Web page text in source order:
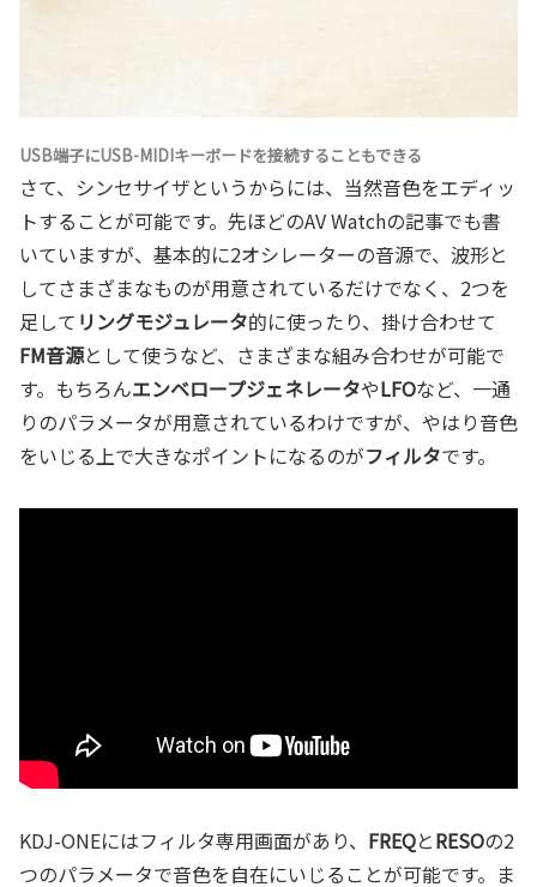
USB端子にUSB-MIDIキーボードを接続することもできる
さて、シンセサイザというからには、当然音色をエディッ
トすることが可能です。先ほどのAV Watchの記事でも書
いていますが、基本的に2オシレーターの音源で、波形と
してさまざまなものが用意されているだけでなく、2つを
足して リングモジュレータ的に使ったり、掛け合わせて
FM音源として使うなど、さまざまな組み合わせが可能で
す。もちろんエンベロープジェネレータやLFOなど、一通
りのパラメータが用意されているわけですが、やはり音色
をいじる上で大きなポイントになるのがフィルタです。
KDJ-ONEにはフィルタ専用画面があり、 FREQとRESOの2
つのパラメータで音色を自在にいじることが可能です。ま